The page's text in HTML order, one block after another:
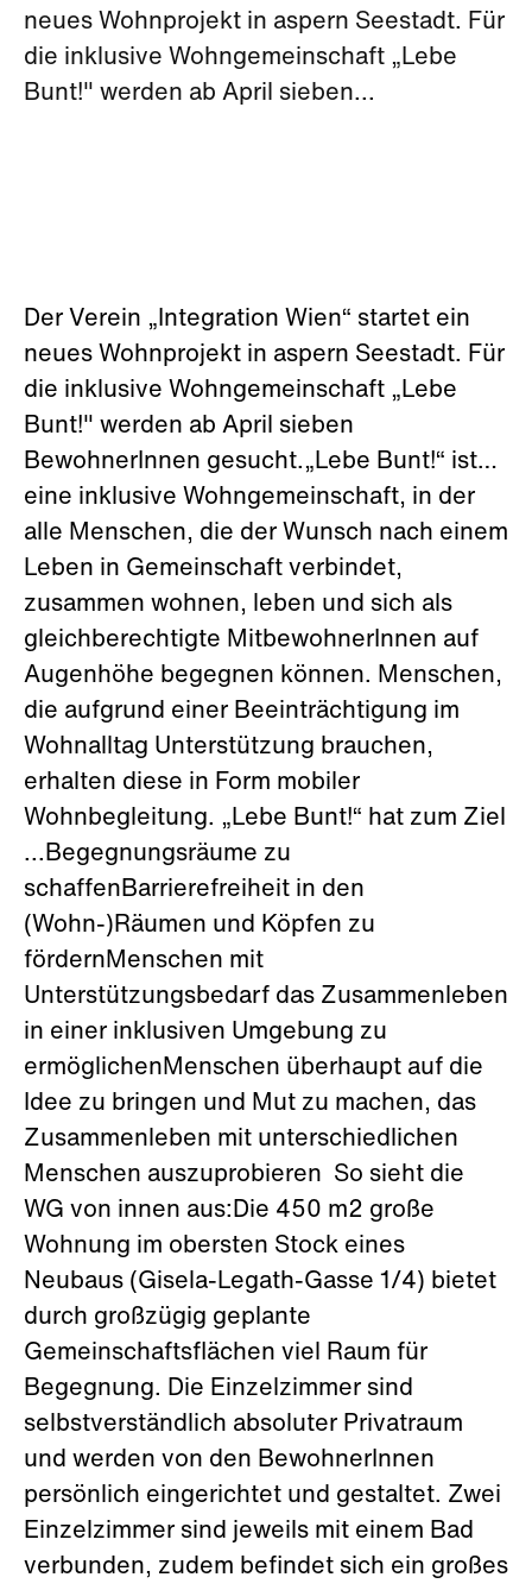
neues Wohnprojekt in aspern Seestadt. Für
die inklusive Wohngemeinschaft „Lebe
Bunt!" werden ab April sieben...
Der Verein „Integration Wien“ startet ein
neues Wohnprojekt in aspern Seestadt. Für
die inklusive Wohngemeinschaft „Lebe
Bunt!" werden ab April sieben
BewohnerInnen gesucht.„Lebe Bunt!“ ist…
eine inklusive Wohngemeinschaft, in der
alle Menschen, die der Wunsch nach einem
Leben in Gemeinschaft verbindet,
zusammen wohnen, leben und sich als
gleichberechtigte MitbewohnerInnen auf
Augenhöhe begegnen können. Menschen,
die aufgrund einer Beeinträchtigung im
Wohnalltag Unterstützung brauchen,
erhalten diese in Form mobiler
Wohnbegleitung. „Lebe Bunt!“ hat zum Ziel
...Begegnungsräume zu
schaffenBarrierefreiheit in den
(Wohn-)Räumen und Köpfen zu
fördernMenschen mit
Unterstützungsbedarf das Zusammenleben
in einer inklusiven Umgebung zu
ermöglichenMenschen überhaupt auf die
Idee zu bringen und Mut zu machen, das
Zusammenleben mit unterschiedlichen
Menschen auszuprobieren So sieht die
WG von innen aus:Die 450 m2 große
Wohnung im obersten Stock eines
Neubaus (Gisela-Legath-Gasse 1/4) bietet
durch großzügig geplante
Gemeinschaftsflächen viel Raum für
Begegnung. Die Einzelzimmer sind
selbstverständlich absoluter Privatraum
und werden von den BewohnerInnen
persönlich eingerichtet und gestaltet. Zwei
Einzelzimmer sind jeweils mit einem Bad
verbunden, zudem befindet sich ein großes